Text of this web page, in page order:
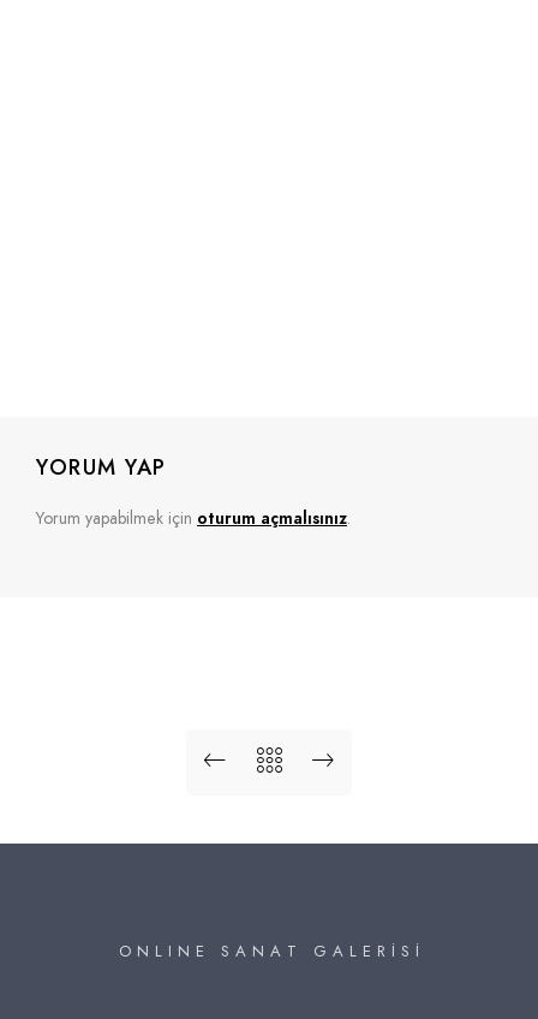
YORUM YAP
Yorum yapabilmek için oturum açmalısınız.
O N L I N E S A N A T G A L E R İ S İ